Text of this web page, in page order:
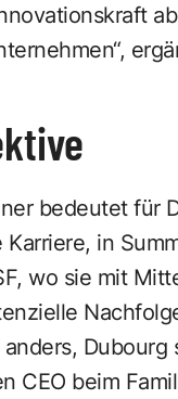
bedeutet für
Karriere, in
wo sie mit
CEO beim